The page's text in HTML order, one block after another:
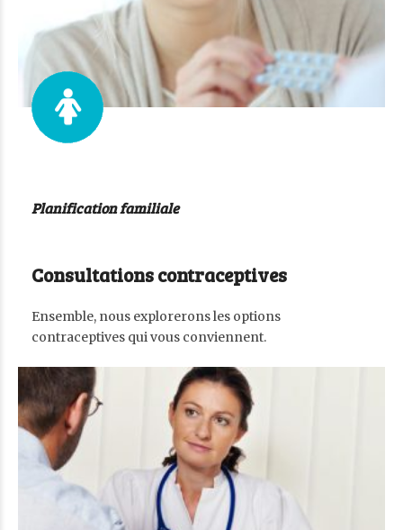
Planification familiale
Consultations contraceptives
Ensemble, nous explorerons les options
contraceptives qui vous conviennent.